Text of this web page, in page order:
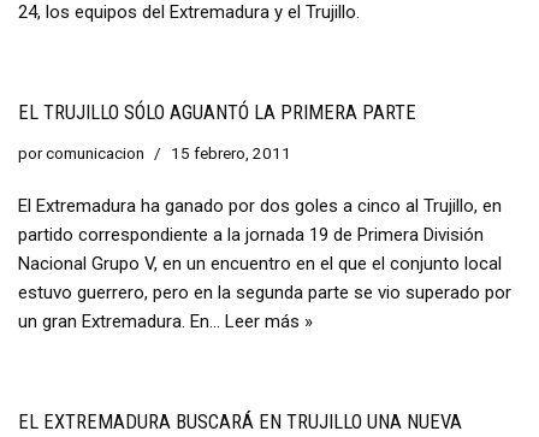
24, los equipos del Extremadura y el Trujillo.
EL TRUJILLO SÓLO AGUANTÓ LA PRIMERA PARTE
porcomunicacion 15 febrero, 2011
El Extremadura ha ganado por dos goles a cinco al Trujillo, en
partido correspondiente a la jornada 19 de Primera División
Nacional Grupo V, en un encuentro en el que el conjunto local
estuvo guerrero, pero en la segunda parte se vio superado por
un gran Extremadura. En… Leer más »
EL EXTREMADURA BUSCARÁ EN TRUJILLO UNA NUEVA